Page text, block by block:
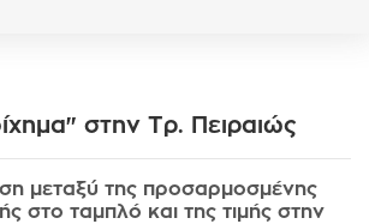
στην Τρ. Πειραιώς
μεταξύ της προσαρμοσμένης
στο ταμπλό και της τιμής στην